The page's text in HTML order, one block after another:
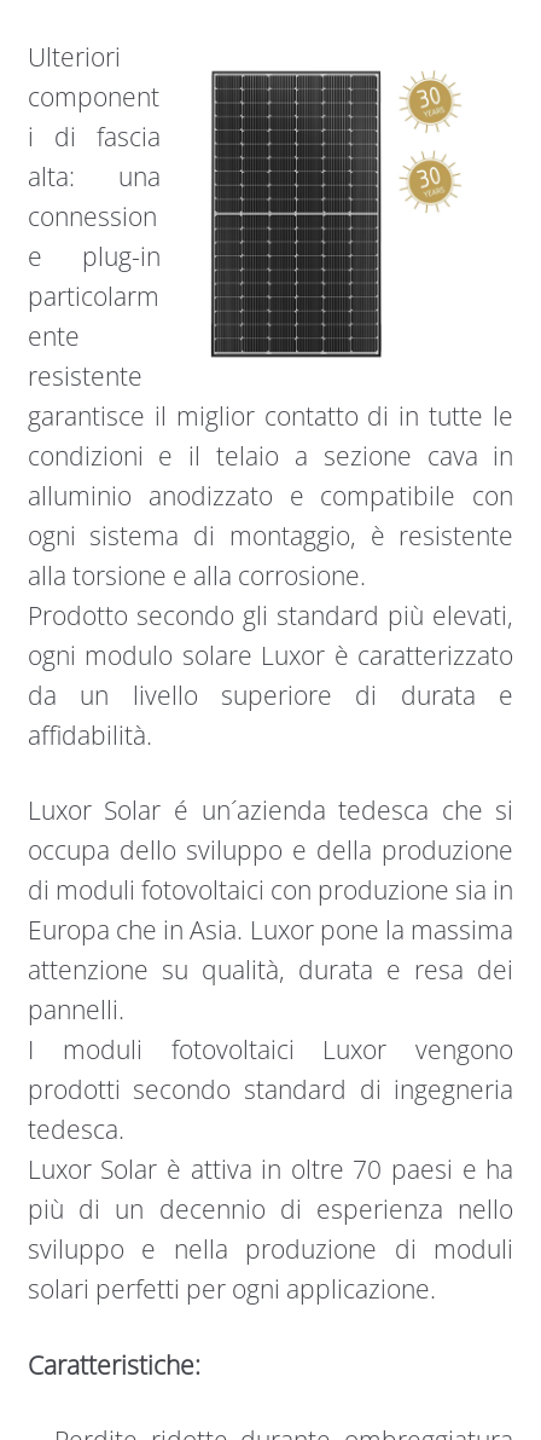
Ulteriori
component
i di fascia
alta: una
connession
e plug-in
particolarm
ente
resistente
garantisce il miglior contatto di in tutte le
condizioni e il telaio a sezione cava in
alluminio anodizzato e compatibile con
ogni sistema di montaggio, è resistente
alla torsione e alla corrosione.
Prodotto secondo gli standard più elevati,
ogni modulo solare Luxor è caratterizzato
da un livello superiore di durata e
affidabilità.
Luxor Solar é un´azienda tedesca che si
occupa dello sviluppo e della produzione
di moduli fotovoltaici con produzione sia in
Europa che in Asia. Luxor pone la massima
attenzione su qualità, durata e resa dei
pannelli.
I moduli fotovoltaici Luxor vengono
prodotti secondo standard di ingegneria
tedesca.
Luxor Solar è attiva in oltre 70 paesi e ha
più di un decennio di esperienza nello
sviluppo e nella produzione di moduli
solari perfetti per ogni applicazione.
Caratteristiche: